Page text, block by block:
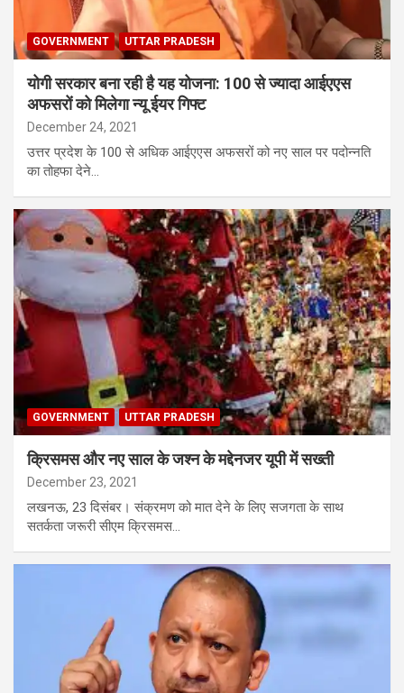
GOVERNMENT UTTAR PRADESH
योगी सरकार बना रही है यह योजना: 100 से ज्यादा आईएएस
अफसरों को मिलेगा न्यू ईयर गिफ्ट
December 24, 2021
उत्तर प्रदेश के 100 से अधिक आईएएस अफसरों को नए साल पर पदोन्नति
का तोहफा देने…
GOVERNMENT UTTAR PRADESH
क्रिसमस और नए साल के जश्‍न के मद्देनजर यूपी में सख्‍ती
December 23, 2021
लखनऊ, 23 दिसंबर। संक्रमण को मात देने के लिए सजगता के साथ
सतर्कता जरूरी सीएम क्रिसमस…